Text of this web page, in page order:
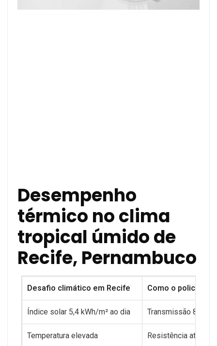
Desempenho
térmico no clima
tropical úmido de
Recife, Pernambuco
Desafio climático em Recife Como o
Índice solar 5,4 kWh/m² ao dia Transmissão 82%
Temperatura elevada Resistência até